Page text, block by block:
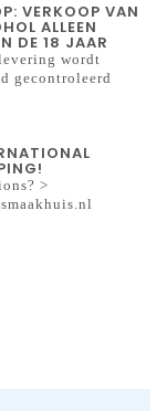
VERKOOP VAN
ALLEEN
DE 18 JAAR
wordt
gecontroleerd
>